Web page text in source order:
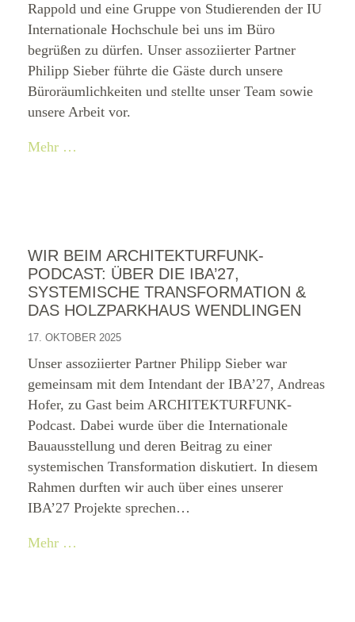
Rappold und eine Gruppe von Studierenden der IU
Internationale Hochschule bei uns im Büro
begrüßen zu dürfen. Unser assoziierter Partner
Philipp Sieber führte die Gäste durch unsere
Büroräumlichkeiten und stellte unser Team sowie
unsere Arbeit vor.
Mehr …
WIR BEIM ARCHITEKTURFUNK-
PODCAST: ÜBER DIE IBA’27,
SYSTEMISCHE TRANSFORMATION &
DAS HOLZPARKHAUS WENDLINGEN
17. OKTOBER 2025
Unser assoziierter Partner Philipp Sieber war
gemeinsam mit dem Intendant der IBA’27, Andreas
Hofer, zu Gast beim ARCHITEKTURFUNK-
Podcast. Dabei wurde über die Internationale
Bauausstellung und deren Beitrag zu einer
systemischen Transformation diskutiert. In diesem
Rahmen durften wir auch über eines unserer
IBA’27 Projekte sprechen…
Mehr …